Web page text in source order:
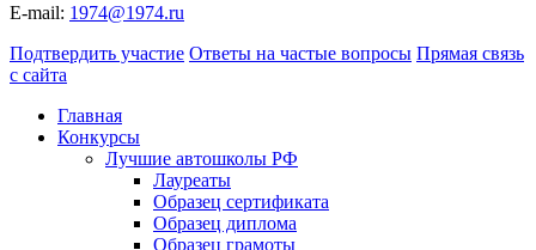
E-mail: 1974@1974.ru
Подтвердить участие Ответы на частые вопросы Прямая связь
с сайта
Главная
Конкурсы
Лучшие автошколы РФ
Лауреаты
Образец сертификата
Образец диплома
Образец грамоты